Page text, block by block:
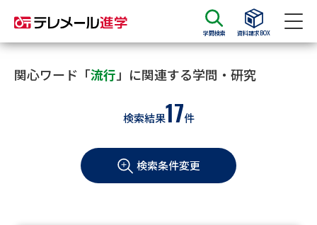
学問検索 資料請求BOX
資料請求 資料検索
大学・短大の資料種類から請求
学部・学科パンフ
関心ワード「流行 」に関連する学問・研究
検索結果17件
検索条件変更